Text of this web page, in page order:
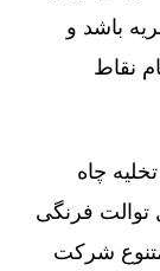
باشد و
نقاط
چاه
توالت فرنگی
شرکت